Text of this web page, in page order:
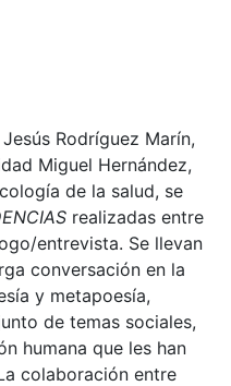
Rodríguez Marín,
Miguel Hernández,
de la salud, se
realizadas entre
entrevista. Se llevan
conversación en la
y metapoesía,
de temas sociales,
humana que les han
colaboración entre